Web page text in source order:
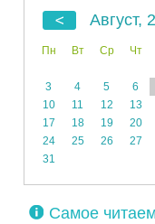
Август,
Пн Вт Ср Чт
3
4 5 6
10
11 12 13
17
18 19 20
24
25 26 27
31
Самое